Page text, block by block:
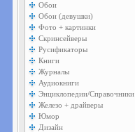
Обои
Обои (девушки)
Фото + картинки
Скринсейверы
Русификаторы
Книги
Журналы
Аудиокниги
Энциклопедии/Справочники
Железо + драйверы
Юмор
Дизайн